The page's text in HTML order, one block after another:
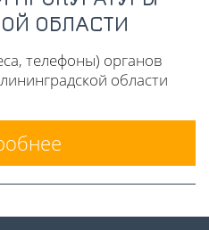
ОБЛАСТИ
телефоны) органов
области